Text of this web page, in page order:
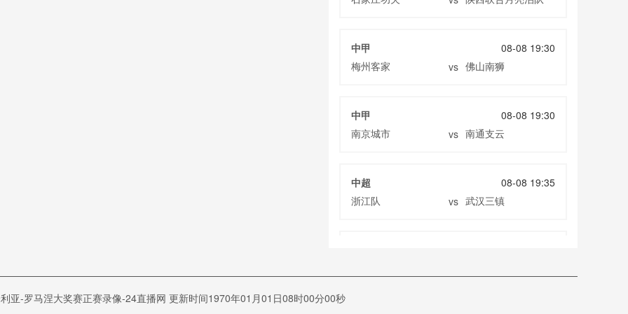
中甲
08-08 19:30
梅州客家
vs 佛山南狮
中甲
08-08 19:30
南京城市
vs 南通支云
中超
08-08 19:35
浙江队
vs 武汉三镇
亚-罗马涅大奖赛正赛录像-24直播网 更新时间1970年01月01日08时00分00秒